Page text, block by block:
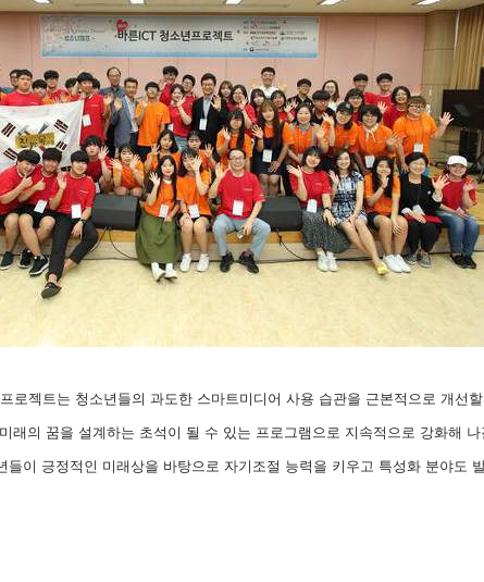
로젝트는 청소년들의 과도한 스마트미디어 사용 습관을 근본적으로 개선
래의 꿈을 설계하는 초석이 될 수 있는 프로그램으로 지속적으로 강화해 나
이 긍정적인 미래상을 바탕으로 자기조절 능력을 키우고 특성화 분야도